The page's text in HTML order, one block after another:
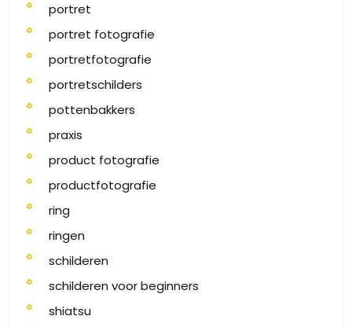
portret
portret fotografie
portretfotografie
portretschilders
pottenbakkers
praxis
product fotografie
productfotografie
ring
ringen
schilderen
schilderen voor beginners
shiatsu